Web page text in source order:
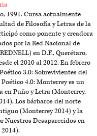
1991. Cursa actualmente
de Filosofía y Letras de la
como ponente y creadora
por la Red Nacional de
en D.F., Querétaro,
el 2010 al 2012. En febrero
3.0: Sobrevivientes del
4.0: Monterrey es un
Puño y Letra (Monterrey,
Los bárbaros del norte
(Monterrey 2014) y la
Nuestros Desaparecidos en